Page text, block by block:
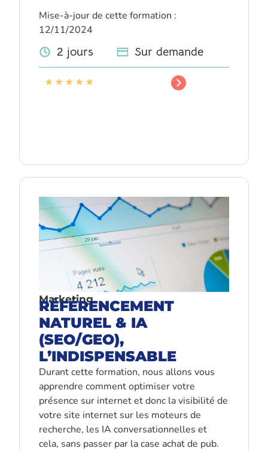
Mise-à-jour de cette formation :
12/11/2024
2 jours Sur demande
★ ★ ★ ★ ★
Marketing
RÉFÉRENCEMENT
NATUREL & IA
(SEO/GEO),
L’INDISPENSABLE
Durant cette formation, nous allons vous
apprendre comment optimiser votre
présence sur internet et donc la visibilité de
votre site internet sur les moteurs de
recherche, les IA conversationnelles et
cela, sans passer par la case achat de pub.